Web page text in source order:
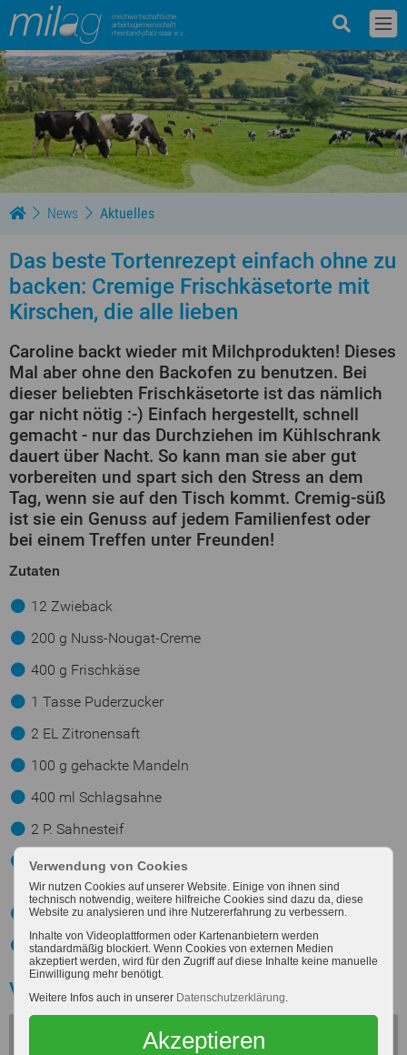
milchwirtschaftliche
arbeitsgemeinschaft
rheinland-pfalz-saar e.v.
News Aktuelles
Das beste Tortenrezept einfach ohne zu
backen: Cremige Frischkäsetorte mit
Kirschen, die alle lieben
Caroline backt wieder mit Milchprodukten! Dieses
Mal aber ohne den Backofen zu benutzen. Bei
dieser beliebten Frischkäsetorte ist das nämlich
gar nicht nötig :-) Einfach hergestellt, schnell
gemacht - nur das Durchziehen im Kühlschrank
dauert über Nacht. So kann man sie aber gut
vorbereiten und spart sich den Stress an dem
Tag, wenn sie auf den Tisch kommt. Cremig-süß
ist sie ein Genuss auf jedem Familienfest oder
bei einem Treffen unter Freunden!
Zutaten
12 Zwieback
200 g Nuss-Nougat-Creme
400 g Frischkäse
1 Tasse Puderzucker
2 EL Zitronensaft
100 g gehackte Mandeln
400 ml Schlagsahne
2 P. Sahnesteif
1-2 große Gläser abgetropfte Sauerkirschen (Saft
auffangen!)
1 P. roten Tortenguss
2 EL Zucker
Video
Verwendung von Cookies
Wir nutzen Cookies auf unserer Website. Einige von ihnen sind
technisch notwendig, weitere hilfreiche Cookies sind dazu da, diese
Website zu analysieren und ihre Nutzererfahrung zu verbessern.
Inhalte von Videoplattformen oder Kartenanbietern werden
standardmäßig blockiert. Wenn Cookies von externen Medien
akzeptiert werden, wird für den Zugriff auf diese Inhalte keine manuelle
Einwilligung mehr benötigt.
Weitere Infos auch in unserer Datenschutzerklärung.
Akzeptieren